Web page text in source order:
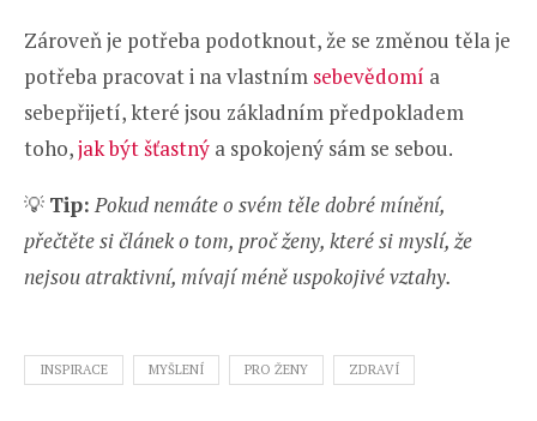
Zároveň je potřeba podotknout, že se změnou těla je
potřeba pracovat i na vlastním sebevědomí a
sebepřijetí, které jsou základním předpokladem
toho,jak být šťastný a spokojený sám se sebou.
💡 Tip: Pokud nemáte o svém těle dobré mínění,
přečtěte si článek o tom, proč ženy, které si myslí, že
nejsou atraktivní, mívají méně uspokojivé vztahy.
INSPIRACE MYŠLENÍ PRO ŽENY ZDRAVÍ